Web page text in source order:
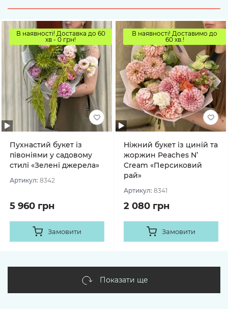
В наявності! Доставка до 60
хв - 0 грн!
Пухнастий букет із
півоніями у садовому
стилі «Зелені джерела»
Артикул: 8342
5 960 грн
Замовити
В наявності! Доставимо до
60 хв.!
Ніжний букет із циній та
жоржин Peaches N’
Cream «Персиковий
рай»
Артикул: 8341
2 080 грн
Замовити
Показати ще